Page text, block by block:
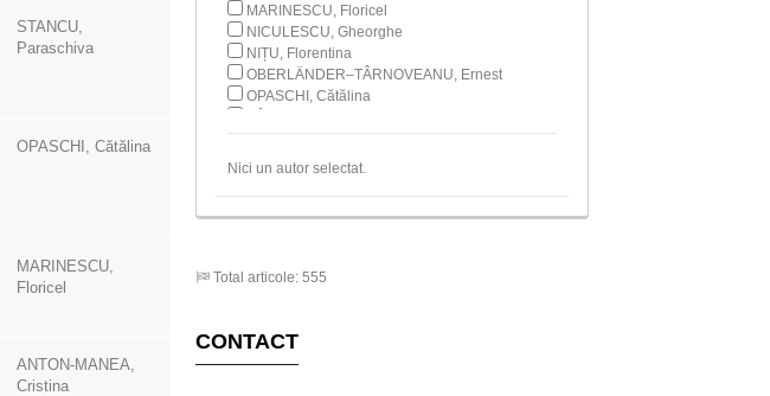
STANCU,
Paraschiva
OPASCHI, Cătălina
MARINESCU,
Floricel
ANTON-MANEA,
Cristina
MARINESCU, Floricel
NICULESCU, Gheorghe
NIȚU, Florentina
OBERLÄNDER–TÂRNOVEANU, Ernest
OPASCHI, Cătălina
STANCU, Paraschiva
STÎNGĂ, Ioan
TĂTARU, Cristiana
TOTH, Csaba
ŽEKOVA, Ženia
Nici un autor selectat.
Total articole: 555
CONTACT